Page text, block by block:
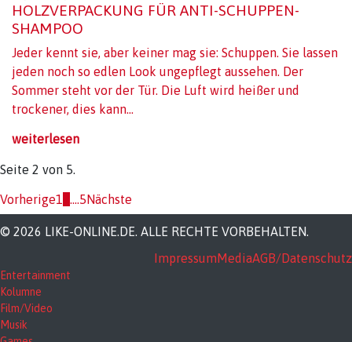
HOLZVERPACKUNG FÜR ANTI-SCHUPPEN-
SHAMPOO
Jeder kennt sie, aber keiner mag sie: Schuppen. Sie lassen
jeden noch so edlen Look ungepflegt aussehen. Der
Sommer steht vor der Tür. Die Luft wird heißer und
trockener, dies kann...
weiterlesen
Seite 2 von 5.
Vorherige1 ....5Nächste
© 2026 LIKE-ONLINE.DE. ALLE RECHTE VORBEHALTEN.
ImpressumMediaAGB/Datenschutz
Entertainment
Kolumne
Film/Video
Musik